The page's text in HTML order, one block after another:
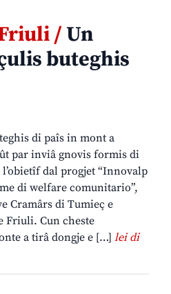
/Un
buteghis
di paîs in mont a
par inviâ gnovis formis di
dal progjet “Innovalp
di welfare comunitario”,
Cramârs di Tumieç e
Friuli. Cun cheste
a tirâ dongje e […] lei di